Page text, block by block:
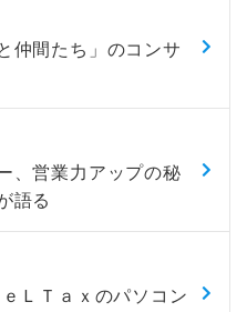
仲間たち」のコンサ
、営業力アップの秘
語る
ＬＴａｘのパソコン